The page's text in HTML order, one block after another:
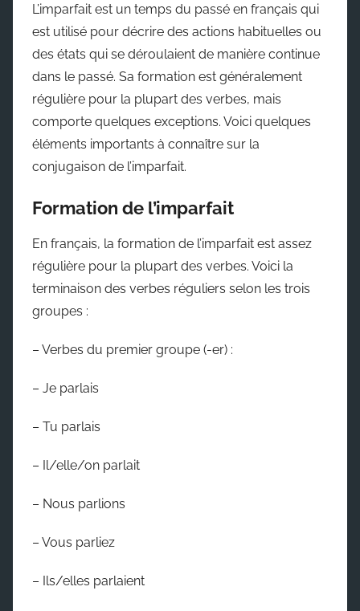
L’imparfait est un temps du passé en français qui
est utilisé pour décrire des actions habituelles ou
des états qui se déroulaient de manière continue
dans le passé. Sa formation est généralement
régulière pour la plupart des verbes, mais
comporte quelques exceptions. Voici quelques
éléments importants à connaître sur la
conjugaison de l’imparfait.
Formation de l’imparfait
En français, la formation de l’imparfait est assez
régulière pour la plupart des verbes. Voici la
terminaison des verbes réguliers selon les trois
groupes :
– Verbes du premier groupe (-er) :
– Je parlais
– Tu parlais
– Il/elle/on parlait
– Nous parlions
– Vous parliez
– Ils/elles parlaient